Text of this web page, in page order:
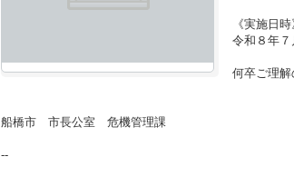
《実施日時
令和８年
何卒ご理解
船橋市 市長公室 危機管理課
--